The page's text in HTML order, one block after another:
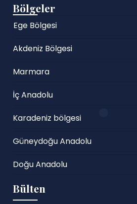
Bölgeler
Ege Bölgesi
Akdeniz Bölgesi
Marmara
İç Anadolu
Karadeniz bölgesi
Güneydoğu Anadolu
Doğu Anadolu
Bülten